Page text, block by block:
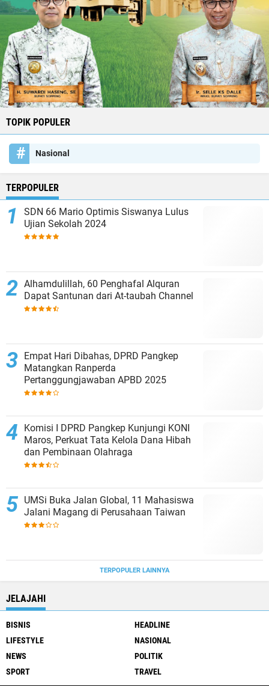
TOPIK POPULER
Nasional
TERPOPULER
SDN 66 Mario Optimis Siswanya Lulus
Ujian Sekolah 2024
Alhamdulillah, 60 Penghafal Alquran
Dapat Santunan dari At-taubah Channel
Empat Hari Dibahas, DPRD Pangkep
Matangkan Ranperda
Pertanggungjawaban APBD 2025
Komisi I DPRD Pangkep Kunjungi KONI
Maros, Perkuat Tata Kelola Dana Hibah
dan Pembinaan Olahraga
UMSi Buka Jalan Global, 11 Mahasiswa
Jalani Magang di Perusahaan Taiwan
TERPOPULER LAINNYA
JELAJAHI
BISNIS
HEADLINE
LIFESTYLE
NASIONAL
NEWS
POLITIK
SPORT
TRAVEL